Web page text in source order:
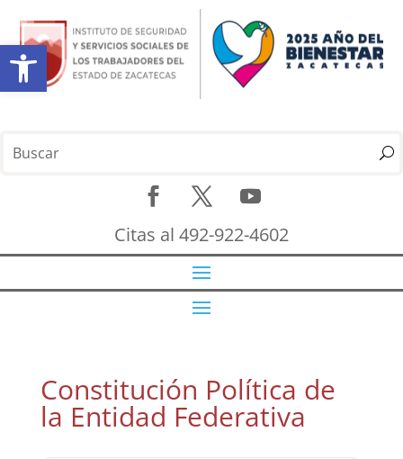
Abrir barra de herramientas
Citas al 492-922-4602
Constitución Política de
la Entidad Federativa